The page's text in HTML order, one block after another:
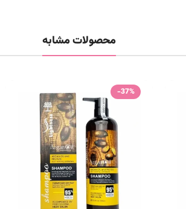
محصولات مشابه
-37%